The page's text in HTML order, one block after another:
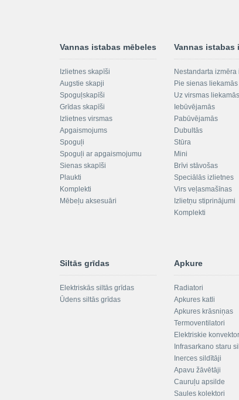
Vannas istabas mēbeles
Izlietnes skapīši
Augstie skapji
Spoguļskapīši
Grīdas skapīši
Izlietnes virsmas
Apgaismojums
Spoguļi
Spoguļi ar apgaismojumu
Sienas skapīši
Plaukti
Komplekti
Mēbeļu aksesuāri
Vannas istabas
Nestandarta izmēra
Pie sienas liekamās
Uz virsmas liekamās
Iebūvējamās
Pabūvējamās
Dubultās
Stūra
Mini
Brīvi stāvošas
Speciālās izlietnes
Virs veļasmašīnas
Izlietņu stiprinājumi
Komplekti
Siltās grīdas
Elektriskās siltās grīdas
Ūdens siltās grīdas
Apkure
Radiatori
Apkures katli
Apkures krāsniņas
Termoventilatori
Elektriskie
Infrasarkano staru
Inerces sildītāji
Apavu žāvētāji
Cauruļu apsilde
Saules kolektori